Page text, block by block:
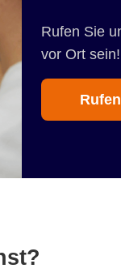
Rufen Sie
vor Ort sein!